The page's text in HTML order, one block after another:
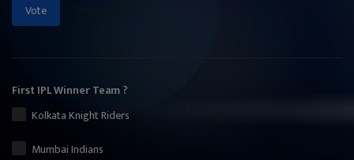
Vote
First IPL Winner Team ?
Kolkata Knight Riders
Mumbai Indians